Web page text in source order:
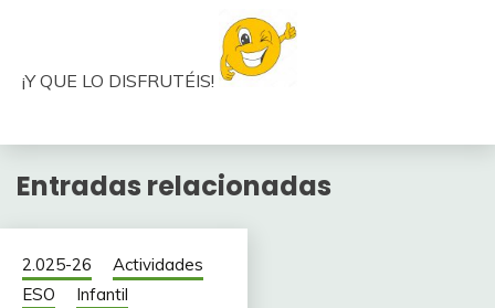
¡Y QUE LO DISFRUTÉIS!
Entradas relacionadas
2.025-26
Actividades
ESO
Infantil